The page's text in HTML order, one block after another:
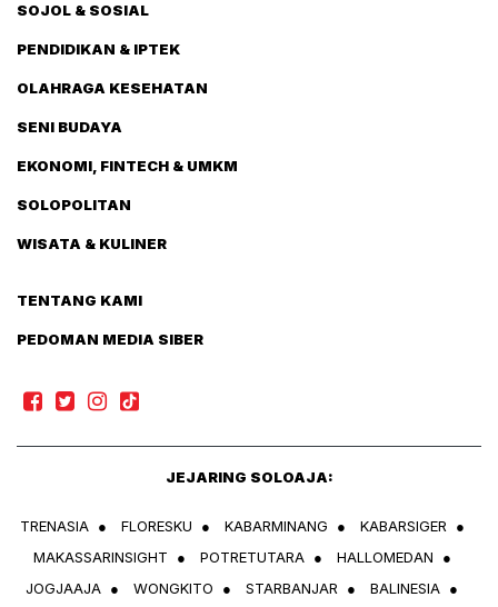
SOJOL & SOSIAL
PENDIDIKAN & IPTEK
OLAHRAGA KESEHATAN
SENI BUDAYA
EKONOMI, FINTECH & UMKM
SOLOPOLITAN
WISATA & KULINER
TENTANG KAMI
PEDOMAN MEDIA SIBER
JEJARING SOLOAJA:
TRENASIA ● FLORESKU ● KABARMINANG ● KABARSIGER ●
MAKASSARINSIGHT
● POTRETUTARA ● HALLOMEDAN
●
JOGJAAJA ● WONGKITO ● STARBANJAR ● BALINESIA ●